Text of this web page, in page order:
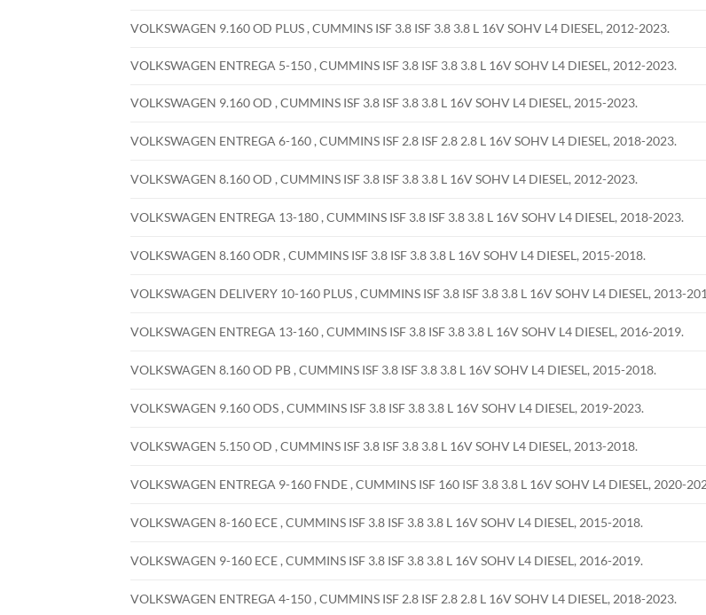
VOLKSWAGEN 9.160 OD PLUS , CUMMINS ISF 3.8 ISF 3.8 3.8 L 16V SOHV L4 DIESEL, 2012-2023.
VOLKSWAGEN ENTREGA 5-150 , CUMMINS ISF 3.8 ISF 3.8 3.8 L 16V SOHV L4 DIESEL, 2012-2023.
VOLKSWAGEN 9.160 OD , CUMMINS ISF 3.8 ISF 3.8 3.8 L 16V SOHV L4 DIESEL, 2015-2023.
VOLKSWAGEN ENTREGA 6-160 , CUMMINS ISF 2.8 ISF 2.8 2.8 L 16V SOHV L4 DIESEL, 2018-2023.
VOLKSWAGEN 8.160 OD , CUMMINS ISF 3.8 ISF 3.8 3.8 L 16V SOHV L4 DIESEL, 2012-2023.
VOLKSWAGEN ENTREGA 13-180 , CUMMINS ISF 3.8 ISF 3.8 3.8 L 16V SOHV L4 DIESEL, 2018-2023.
VOLKSWAGEN 8.160 ODR , CUMMINS ISF 3.8 ISF 3.8 3.8 L 16V SOHV L4 DIESEL, 2015-2018.
VOLKSWAGEN DELIVERY 10-160 PLUS , CUMMINS ISF 3.8 ISF 3.8 3.8 L 16V SOHV L4 DIESEL, 2013-
VOLKSWAGEN ENTREGA 13-160 , CUMMINS ISF 3.8 ISF 3.8 3.8 L 16V SOHV L4 DIESEL, 2016-2019.
VOLKSWAGEN 8.160 OD PB , CUMMINS ISF 3.8 ISF 3.8 3.8 L 16V SOHV L4 DIESEL, 2015-2018.
VOLKSWAGEN 9.160 ODS , CUMMINS ISF 3.8 ISF 3.8 3.8 L 16V SOHV L4 DIESEL, 2019-2023.
VOLKSWAGEN 5.150 OD , CUMMINS ISF 3.8 ISF 3.8 3.8 L 16V SOHV L4 DIESEL, 2013-2018.
VOLKSWAGEN ENTREGA 9-160 FNDE , CUMMINS ISF 160 ISF 3.8 3.8 L 16V SOHV L4 DIESEL, 2020-
VOLKSWAGEN 8-160 ECE , CUMMINS ISF 3.8 ISF 3.8 3.8 L 16V SOHV L4 DIESEL, 2015-2018.
VOLKSWAGEN 9-160 ECE , CUMMINS ISF 3.8 ISF 3.8 3.8 L 16V SOHV L4 DIESEL, 2016-2019.
VOLKSWAGEN ENTREGA 4-150 , CUMMINS ISF 2.8 ISF 2.8 2.8 L 16V SOHV L4 DIESEL, 2018-2023.